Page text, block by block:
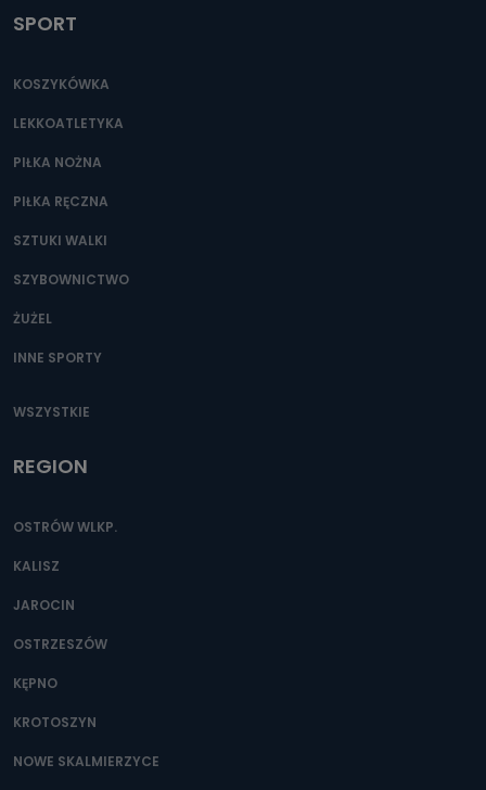
SPORT
KOSZYKÓWKA
LEKKOATLETYKA
PIŁKA NOŻNA
PIŁKA RĘCZNA
SZTUKI WALKI
SZYBOWNICTWO
ŻUŻEL
INNE SPORTY
WSZYSTKIE
REGION
OSTRÓW WLKP.
KALISZ
JAROCIN
OSTRZESZÓW
KĘPNO
KROTOSZYN
NOWE SKALMIERZYCE